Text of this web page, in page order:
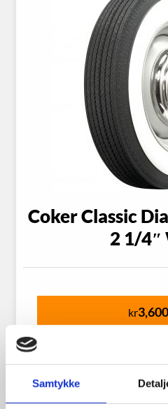
Samtykke
Coker Classic
2 1/4″
kr